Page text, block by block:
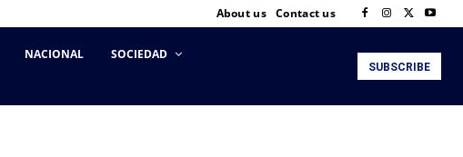
About us Contact us
NACIONAL SOCIEDAD
SUBSCRIBE